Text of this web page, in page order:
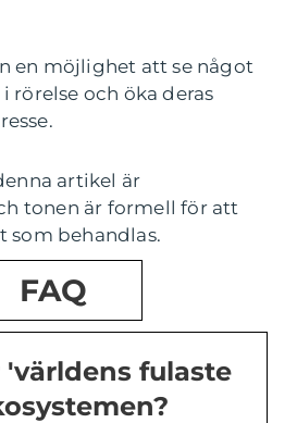
en möjlighet att se något
rörelse och öka deras
artikel är
tonen är formell för att
som behandlas.
FAQ
'världens fulaste